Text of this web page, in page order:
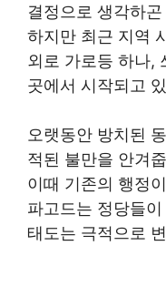
결정으로 생각하
하지만 최근 지역
외로 가로등 하나,
곳에서 시작되고
오랫동안 방치된
적된 불만을 안겨
이때 기존의 행정
파고드는 정당들
태도는 극적으로